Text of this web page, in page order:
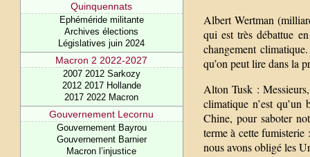
Quinquennats
Ephéméride militante
Archives élections
Législatives juin 2024
Macron 2 2022-2027
2007 2012 Sarkozy
2012 2017 Hollande
2017 2022 Macron
Gouvernement Lecornu
Gouvernement Bayrou
Gouvernement Barnier
Macron l’injustice
Albert Wertman
qui est très débattue
changement
qu’on peut lire dans la
Alton Tusk :
climatique n’est
Chine, pour saboter
terme à cette fumisterie
nous avons obligé les